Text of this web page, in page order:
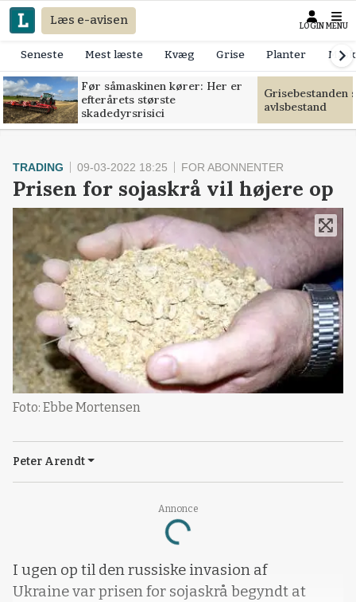
Læs e-avisen LOGIN MENU
Seneste Mest læste Kvæg Grise Planter
Før såmaskinen kører: Her er
efterårets største
skadedyrsrisici
Grisebestanden
avlsbestand
Annonce
Loading...
TRADING 09-03-2022 18:25 FOR ABONNENTER
Prisen for sojaskrå vil højere op
Foto: Ebbe Mortensen
Peter Arendt
I ugen op til den russiske invasion af
Ukraine var prisen for sojaskrå begyndt at